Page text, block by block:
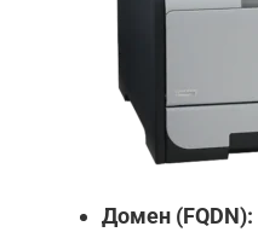
Домен (FQDN):